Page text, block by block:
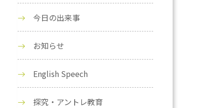
今日の出来事
お知らせ
English Speech
探究・アントレ教育